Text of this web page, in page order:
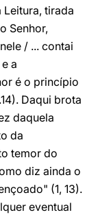
Leitura, tirada
Senhor,
/ ... contai
a
é o princípio
Daqui brota
daquela
da
temor do
diz ainda o
(1, 13).
eventual